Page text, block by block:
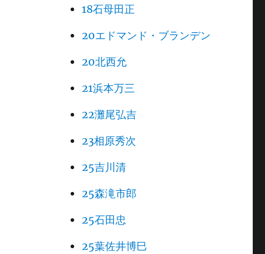
18石母田正
20エドマンド・ブランデン
20北西允
21浜本万三
22灘尾弘吉
23相原秀次
25吉川清
25森滝市郎
25石田忠
25葉佐井博巳